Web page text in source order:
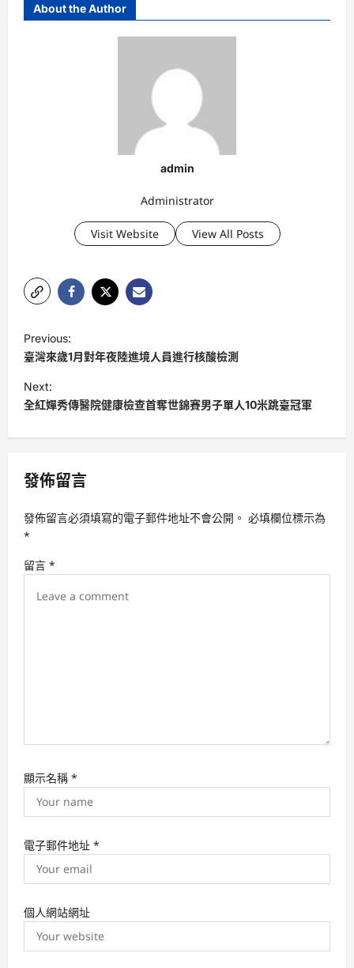
About the Author
admin
Administrator
Visit Website View All Posts
o
s
t
v
g
t
Previous:
臺灣來歲1月對年夜陸進境人員進行核酸檢測
Next:
全紅嬋秀傳醫院健康檢查首奪世錦賽男子單人10米跳臺冠軍
發佈留言
發佈留言必須填寫的電子郵件地址不會公開。 必填欄位標示為
*
留言 *
顯示名稱 *
電子郵件地址 *
個人網站網址